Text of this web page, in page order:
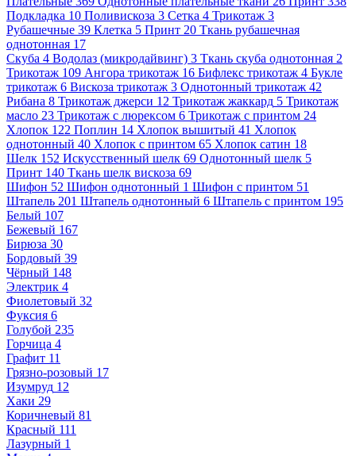
Подкладка 10 Поливискоза 3 Сетка 4 Трикотаж 3
Рубашечные 39 Клетка 5 Принт 20 Ткань рубашечная
однотонная 17
Скуба 4 Водолаз (микродайвинг) 3 Ткань скуба однотонная 2
Трикотаж 109 Ангора трикотаж 16 Бифлекс трикотаж 4 Букле
трикотаж 6 Вискоза трикотаж 3 Однотонный трикотаж 42
Рибана 8 Трикотаж джерси 12 Трикотаж жаккард 5 Трикотаж
масло 23 Трикотаж с люрексом 6 Трикотаж с принтом 24
Хлопок 122 Поплин 14 Хлопок вышитый 41 Хлопок
однотонный 40 Хлопок с принтом 65 Хлопок сатин 18
Шелк 152 Искусственный шелк 69 Однотонный шелк 5
Принт 140 Ткань шелк вискоза 69
Шифон 52 Шифон однотонный 1 Шифон с принтом 51
Штапель 201 Штапель однотонный 6 Штапель с принтом 195
Белый 107
Бежевый 167
Бирюза 30
Бордовый 39
Чёрный 148
Электрик 4
Фиолетовый 32
Фуксия 6
Голубой 235
Горчица 4
Графит 11
Грязно-розовый 17
Изумруд 12
Хаки 29
Коричневый 81
Красный 111
Лазурный 1